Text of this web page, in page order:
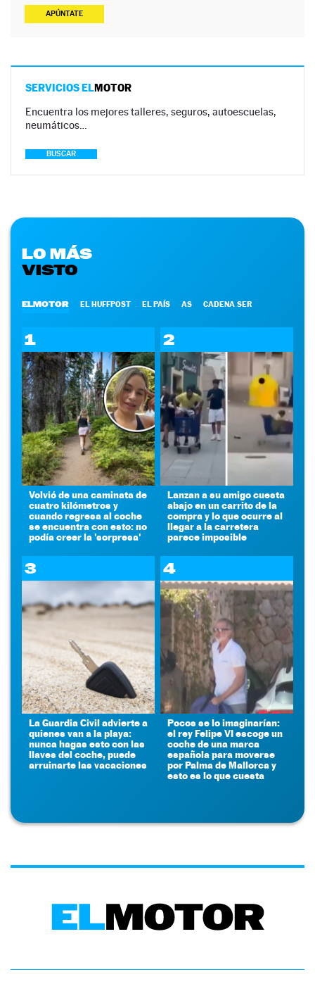
APÚNTATE
SERVICIOS ELMOTOR
Encuentra los mejores talleres, seguros, autoescuelas,
neumáticos…
BUSCAR
LO MÁS
VISTO
ELMOTOR EL HUFFPOST EL PAÍS AS CADENA SER
1
Volvió de una caminata de
cuatro kilómetros y
cuando regresa al coche
se encuentra con esto: no
podía creer la 'sorpresa'
2
Lanzan a su amigo cuesta
abajo en un carrito de la
compra y lo que ocurre al
llegar a la carretera
parece imposible
3
La Guardia Civil advierte a
quienes van a la playa:
nunca hagas esto con las
llaves del coche, puede
arruinarte las vacaciones
4
Pocos se lo imaginarían:
el rey Felipe VI escoge un
coche de una marca
española para moverse
por Palma de Mallorca y
esto es lo que cuesta